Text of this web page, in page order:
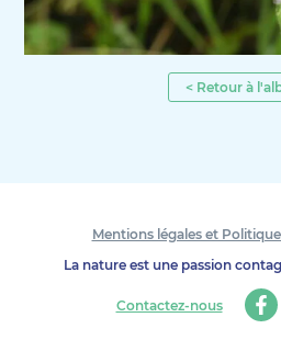
< Retour à
Mentions légales et
La nature est une passion
Contactez-nous